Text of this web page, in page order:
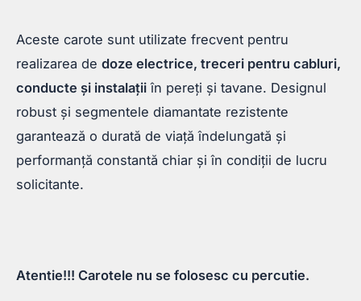
Aceste carote sunt utilizate frecvent pentru
realizarea de doze electrice, treceri pentru cabluri,
conducte și instalații în pereți și tavane. Designul
robust și segmentele diamantate rezistente
garantează o durată de viață îndelungată și
performanță constantă chiar și în condiții de lucru
solicitante.
Atentie!!! Carotele nu se folosesc cu percutie.